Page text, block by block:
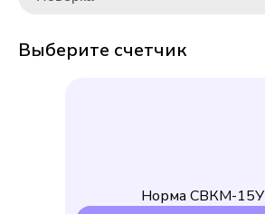
Выберите счетчик
Норма СВКМ-15У